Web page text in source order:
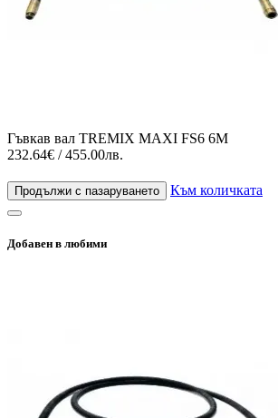
Гъвкав вал TREMIX MAXI FS6 6М
232.64€ / 455.00лв.
Продължи с пазаруването Към количката
Добавен в любими